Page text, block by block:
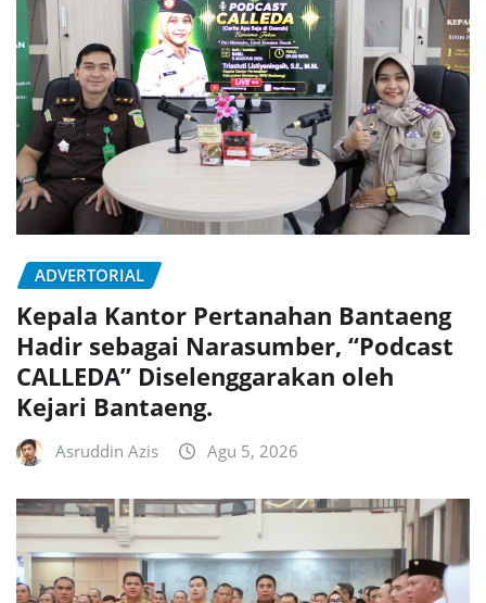
ADVERTORIAL
Kepala Kantor Pertanahan Bantaeng
Hadir sebagai Narasumber, “Podcast
CALLEDA” Diselenggarakan oleh
Kejari Bantaeng.
Asruddin Azis Agu 5, 2026